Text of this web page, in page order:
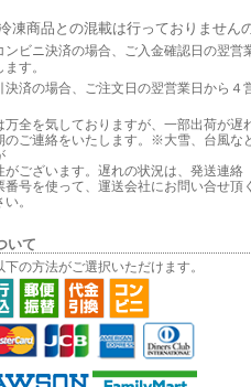
凍商品との混載は行っておりません
ンビニ決済の場合、ご入金確認日の翌営
す。
決済の場合、ご注文日の翌営業日から４
万全を気しておりますが、一部出荷が遅
のご連絡をいたします。※大雪、台風な
がございます。遅れの状況は、発送連絡
番号を使って、運送会社にお問い合せ頂
。
いて
下の方法がご選択いただけます。